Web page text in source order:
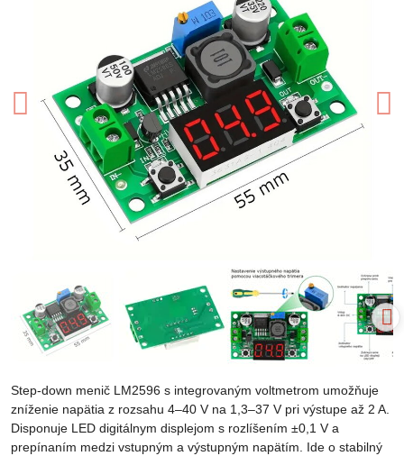
Step-down menič LM2596 s integrovaným voltmetrom umožňuje
zníženie napätia z rozsahu 4–40 V na 1,3–37 V pri výstupe až 2 A.
Disponuje LED digitálnym displejom s rozlíšením ±0,1 V a
prepínaním medzi vstupným a výstupným napätím. Ide o stabilný